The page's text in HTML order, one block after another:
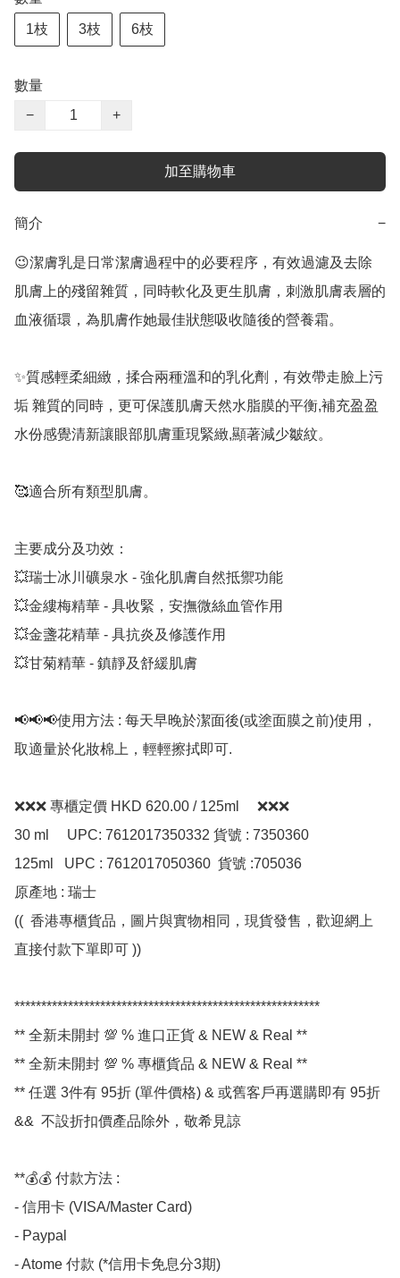
1枝 3枝 6枝
數量
−
+
加至購物車
簡介 −
😉潔膚乳是日常潔膚過程中的必要程序，有效過濾及去除
肌膚上的殘留雜質，同時軟化及更生肌膚，刺激肌膚表層的
血液循環，為肌膚作她最佳狀態吸收隨後的營養霜。
✨質感輕柔細緻，揉合兩種溫和的乳化劑，有效帶走臉上污
垢 雜質的同時，更可保護肌膚天然水脂膜的平衡,補充盈盈
水份感覺清新讓眼部肌膚重現緊緻,顯著減少皺紋。
🥰適合所有類型肌膚。
主要成分及功效：
💥瑞士冰川礦泉水 - 強化肌膚自然抵禦功能
💥金縷梅精華 - 具收緊，安撫微絲血管作用
💥金盞花精華 - 具抗炎及修護作用
💥甘菊精華 - 鎮靜及舒緩肌膚
📢📢📢使用方法 : 每天早晚於潔面後(或塗面膜之前)使用，
取適量於化妝棉上，輕輕擦拭即可.
❌❌❌ 專櫃定價 HKD 620.00 / 125ml     ❌❌❌
30 ml     UPC: 7612017350332 貨號 : 7350360
125ml   UPC : 7612017050360  貨號 :705036
原產地 : 瑞士
((  香港專櫃貨品，圖片與實物相同，現貨發售，歡迎網上
直接付款下單即可 ))
*********************************************************
** 全新未開封 💯 % 進口正貨 & NEW & Real **
** 全新未開封 💯 % 專櫃貨品 & NEW & Real **
** 任選 3件有 95折 (單件價格) & 或舊客戶再選購即有 95折
&&  不設折扣價產品除外，敬希見諒
**💰💰 付款方法 :
- 信用卡 (VISA/Master Card)
- Paypal
- Atome 付款 (*信用卡免息分3期)